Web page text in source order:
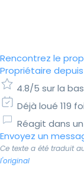
Rencontrez le
Propriétaire
4.8/5 sur la
Déjà loué 119
Réagit dans
Envoyez un
Ce texte a été traduit
l'original